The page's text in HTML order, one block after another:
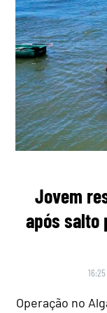
Jovem
após salto
Operação no